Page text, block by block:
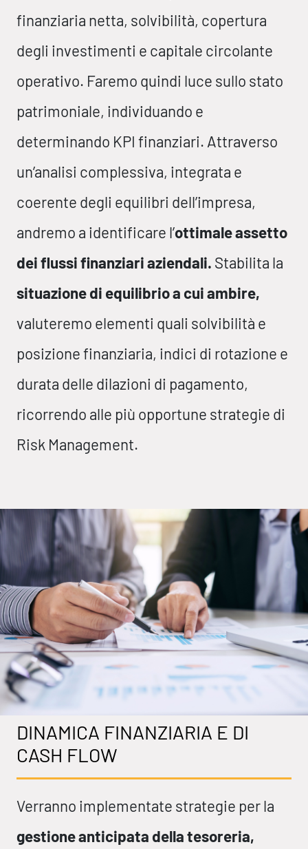
finanziaria netta, solvibilità, copertura
degli investimenti e capitale circolante
operativo. Faremo quindi luce sullo stato
patrimoniale, individuando e
determinando KPI finanziari. Attraverso
un’analisi complessiva, integrata e
coerente degli equilibri dell’impresa,
andremo a identificare l’ottimale assetto
dei flussi finanziari aziendali. Stabilita la
situazione di equilibrio a cui ambire,
valuteremo elementi quali solvibilità e
posizione finanziaria, indici di rotazione e
durata delle dilazioni di pagamento,
ricorrendo alle più opportune strategie di
Risk Management.
DINAMICA FINANZIARIA E DI
CASH FLOW
Verranno implementate strategie per la
gestione anticipata della tesoreria,